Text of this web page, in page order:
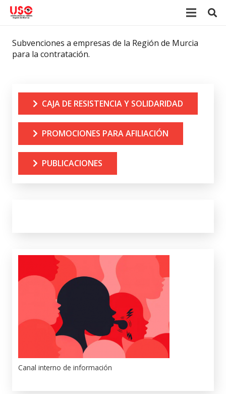
Subvenciones a empresas de la Región de Murcia
para la contratación.
CAJA DE RESISTENCIA Y SOLIDARIDAD
PROMOCIONES PARA AFILIACIÓN
PUBLICACIONES
Canal interno de información